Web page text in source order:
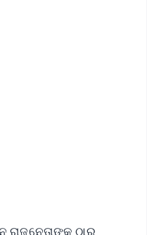
ରାଜନେତାଙ୍କ ଠାରୁ